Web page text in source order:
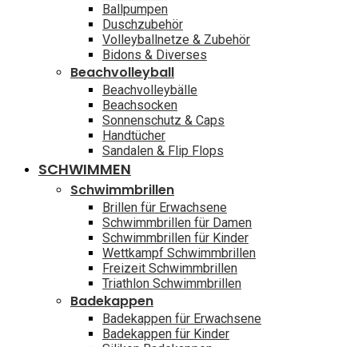
Ballpumpen
Duschzubehör
Volleyballnetze & Zubehör
Bidons & Diverses
Beachvolleyball
Beachvolleybälle
Beachsocken
Sonnenschutz & Caps
Handtücher
Sandalen & Flip Flops
SCHWIMMEN
Schwimmbrillen
Brillen für Erwachsene
Schwimmbrillen für Damen
Schwimmbrillen für Kinder
Wettkampf Schwimmbrillen
Freizeit Schwimmbrillen
Triathlon Schwimmbrillen
Badekappen
Badekappen für Erwachsene
Badekappen für Kinder